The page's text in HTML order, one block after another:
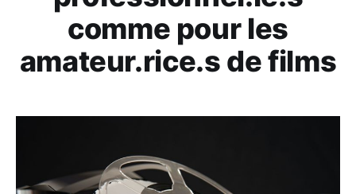
comme pour les
amateur.rice.s de films